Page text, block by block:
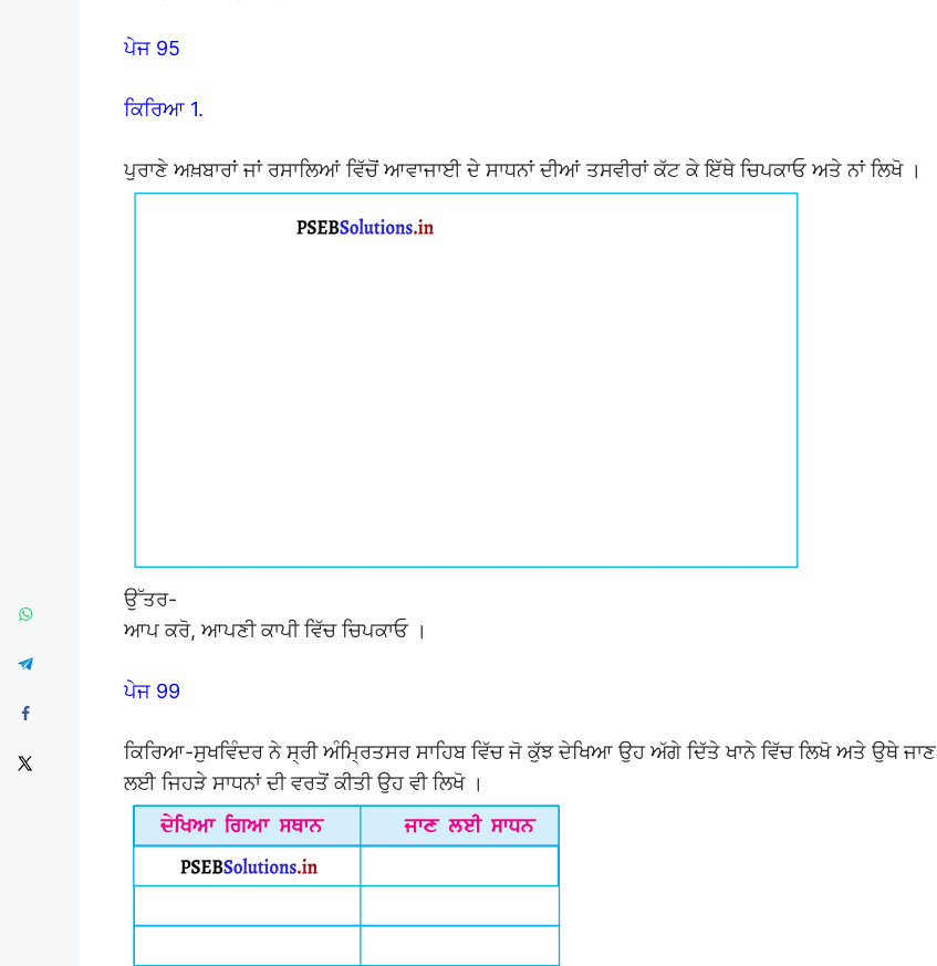
ਪੇਜ 95
ਕਿਰਿਆ 1.
ਪੁਰਾਣੇ ਅਖ਼ਬਾਰਾਂ ਜਾਂ ਰਸਾਲਿਆਂ ਵਿੱਚੋਂ ਆਵਾਜਾਈ ਦੇ ਸਾਧਨਾਂ ਦੀਆਂ ਤਸਵੀਰਾਂ ਕੱਟ ਕੇ ਇੱਥੇ ਚਿਪਕਾਓ ਅਤੇ ਨਾਂ ਲਿਖੋ ।
ਉੱਤਰ-
ਆਪ ਕਰੋ, ਆਪਣੀ ਕਾਪੀ ਵਿੱਚ ਚਿਪਕਾਓ ।
ਪੇਜ 99
ਕਿਰਿਆ-ਸੁਖਵਿੰਦਰ ਨੇ ਸ੍ਰੀ ਅੰਮ੍ਰਿਤਸਰ ਸਾਹਿਬ ਵਿੱਚ ਜੋ ਕੁੱਝ ਦੇਖਿਆ ਉਹ ਅੱਗੇ ਦਿੱਤੇ ਖਾਨੇ ਵਿੱਚ ਲਿਖੋ ਅਤੇ ਉਥੇ ਜਾਣ
ਲਈ ਜਿਹੜੇ ਸਾਧਨਾਂ ਦੀ ਵਰਤੋਂ ਕੀਤੀ ਉਹ ਵੀ ਲਿਖੋ ।